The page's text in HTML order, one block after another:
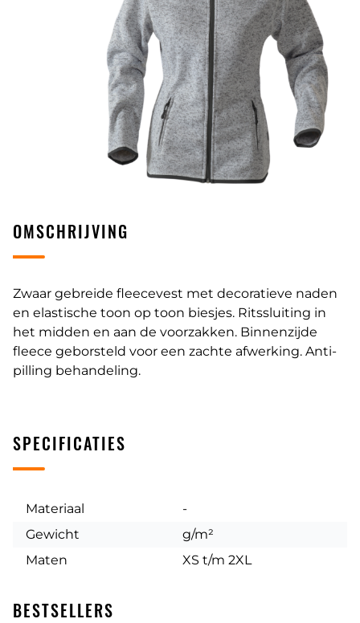
OMSCHRIJVING
Zwaar gebreide fleecevest met decoratieve naden
en elastische toon op toon biesjes. Ritssluiting in
het midden en aan de voorzakken. Binnenzijde
fleece geborsteld voor een zachte afwerking. Anti-
pilling behandeling.
SPECIFICATIES
Materiaal
-
Gewicht
g/m²
Maten
XS t/m 2XL
BESTSELLERS